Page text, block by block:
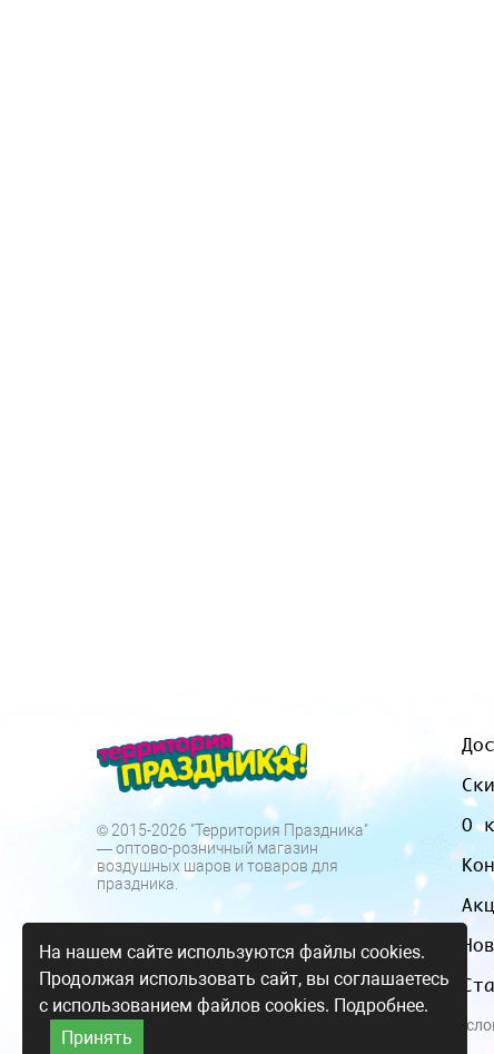
© 2015-2026 "Территория Праздника"
— оптово-розничный магазин
воздушных шаров и товаров для
праздника.
О
Все цены и
На нашем сайте используются файлы cookies.
Продолжая использовать сайт, вы соглашаетесь
с использованием файлов cookies. Подробнее.
Принять